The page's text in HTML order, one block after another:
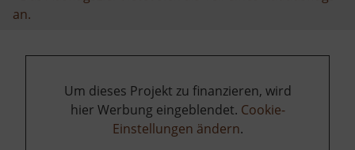
an.
Um dieses Projekt zu finanzieren, wird
hier Werbung eingeblendet. Cookie-
Einstellungen ändern.